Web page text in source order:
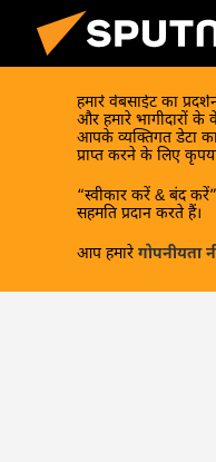
हमारे वेबसाईट का
और हमारे भागीदारों
आपके व्यक्तिगत डेटा
प्राप्त करने के लिए
“स्वीकार करें & बंद
सहमति प्रदान करते हैं।
आप हमारे गोपनीयता